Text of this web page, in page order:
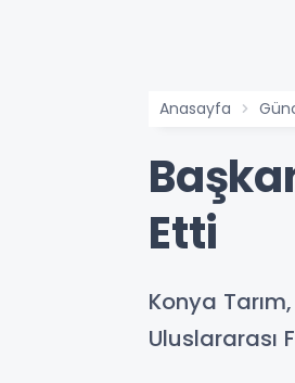
Anasayfa
Etti
Konya
Uluslararası